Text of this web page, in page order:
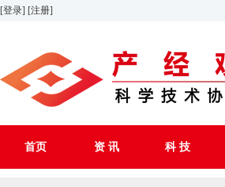
[登录] [注册]
首页 资 讯 科 技